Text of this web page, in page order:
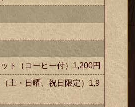
ト（コーヒー付）1,200円
土・日曜、祝日限定）1,9